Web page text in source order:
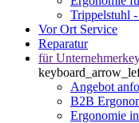
Trippelstuhl
Vor Ort Service
Reparatur
für Unternehmer
Angebot
B2B
Ergonomie